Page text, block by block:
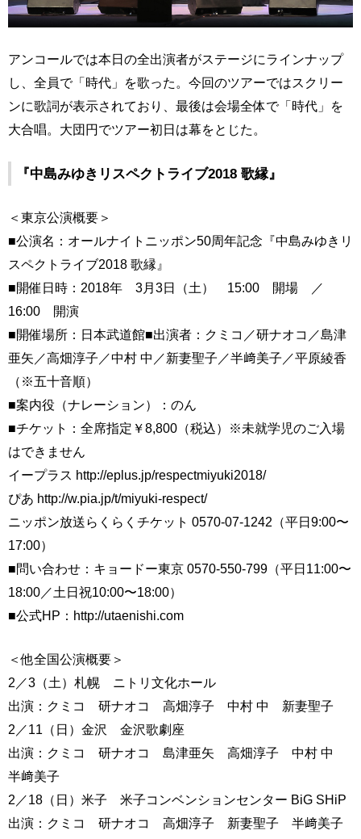
アンコールでは本日の全出演者がステージにラインナップ
し、全員で「時代」を歌った。今回のツアーではスクリー
ンに歌詞が表示されており、最後は会場全体で「時代」を
大合唱。大団円でツアー初日は幕をとじた。
『中島みゆきリスペクトライブ2018 歌縁』
＜東京公演概要＞
■公演名：オールナイトニッポン50周年記念『中島みゆきリ
スペクトライブ2018 歌縁』
■開催日時：2018年 3月3日（土） 15:00 開場 ／
16:00 開演
■開催場所：日本武道館■出演者：クミコ／研ナオコ／島津
亜矢／高畑淳子／中村 中／新妻聖子／半﨑美子／平原綾香
（※五十音順）
■案内役（ナレーション）：のん
■チケット：全席指定￥8,800（税込）※未就学児のご入場
はできません
イープラス http://eplus.jp/respectmiyuki2018/
ぴあ http://w.pia.jp/t/miyuki-respect/
ニッポン放送らくらくチケット 0570-07-1242（平日9:00〜
17:00）
■問い合わせ：キョードー東京 0570-550-799（平日11:00〜
18:00／土日祝10:00〜18:00）
■公式HP：http://utaenishi.com
＜他全国公演概要＞
2／3（土）札幌 ニトリ文化ホール
出演：クミコ 研ナオコ 高畑淳子 中村 中 新妻聖子
2／11（日）金沢 金沢歌劇座
出演：クミコ 研ナオコ 島津亜矢 高畑淳子 中村 中
半﨑美子
2／18（日）米子 米子コンベンションセンター BiG SHiP
出演：クミコ 研ナオコ 高畑淳子 新妻聖子 半﨑美子